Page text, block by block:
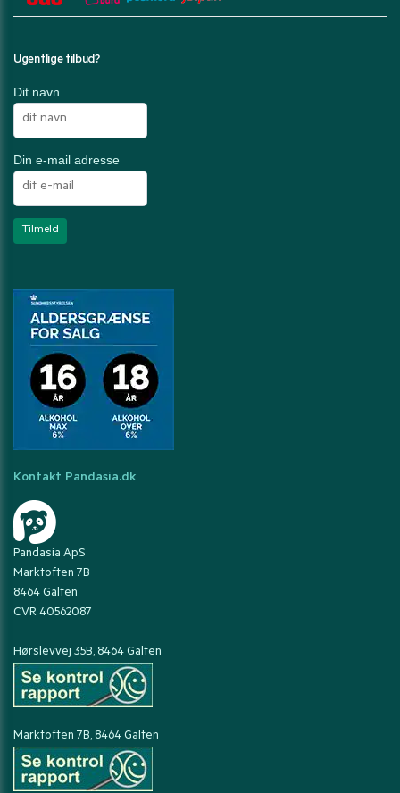
Ugentlige tilbud?
Dit navn
Din e-mail adresse
Kontakt Pandasia.dk
Pandasia ApS
Marktoften 7B
8464 Galten
CVR 40562087
Hørslevvej 35B, 8464 Galten
Marktoften 7B, 8464 Galten